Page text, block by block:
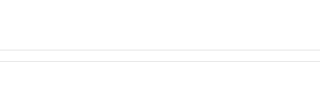
ניתן ליטול לעידוד הנקה ולהתחזק אחרי לידה.